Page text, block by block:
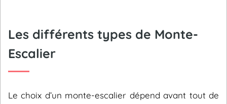
Les différents types de Monte-
Escalier
Le choix d’un monte-escalier dépend avant tout de